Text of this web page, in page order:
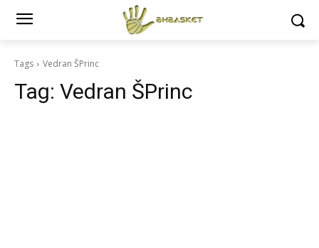
Tags Vedran ŠPrinc
Tag: Vedran ŠPrinc